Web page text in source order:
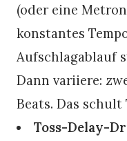
(oder eine
konstantes
Aufschlagablauf
Dann variiere:
Beats. Das
Toss-Delay-